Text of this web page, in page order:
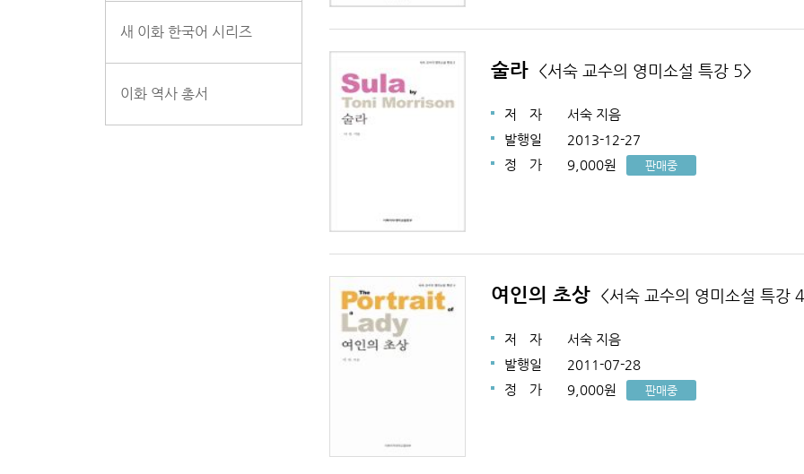
새 이화 한국어 시리즈
이화 역사 총서
술라 <서숙 교수의 영미소설 특강 5>
저 자
서숙 지음
발행일
2013-12-27
정
가 9,000원 판매중
여인의 초상 <서숙 교수의 영미소설 특강
저 자
서숙 지음
발행일
2011-07-28
정
가 9,000원 판매중